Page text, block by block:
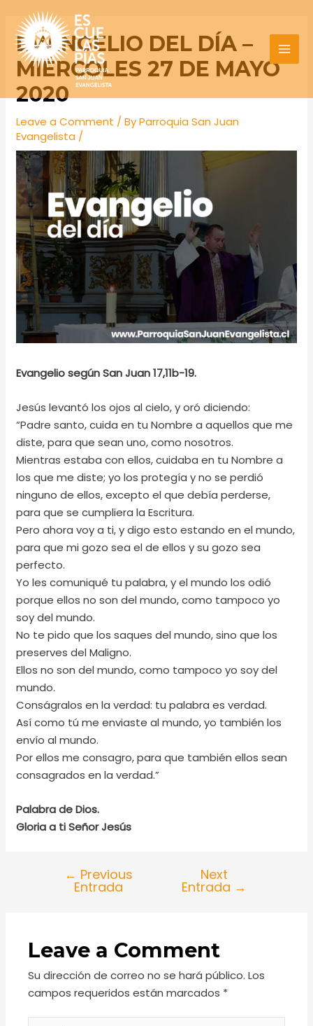
content
EVANGELIO DEL DÍA –
MIÉRCOLES 27 DE MAYO
2020
Leave a Comment / ByParroquia San Juan
Evangelista /
Evangelio según San Juan 17,11b-19.
Jesús levantó los ojos al cielo, y oró diciendo:
“Padre santo, cuida en tu Nombre a aquellos que me
diste, para que sean uno, como nosotros.
Mientras estaba con ellos, cuidaba en tu Nombre a
los que me diste; yo los protegía y no se perdió
ninguno de ellos, excepto el que debía perderse,
para que se cumpliera la Escritura.
Pero ahora voy a ti, y digo esto estando en el mundo,
para que mi gozo sea el de ellos y su gozo sea
perfecto.
Yo les comuniqué tu palabra, y el mundo los odió
porque ellos no son del mundo, como tampoco yo
soy del mundo.
No te pido que los saques del mundo, sino que los
preserves del Maligno.
Ellos no son del mundo, como tampoco yo soy del
mundo.
Conságralos en la verdad: tu palabra es verdad.
Así como tú me enviaste al mundo, yo también los
envío al mundo.
Por ellos me consagro, para que también ellos sean
consagrados en la verdad.”
Palabra de Dios.
Gloria a ti Señor Jesús
Post
navigation
← Previous
Entrada
Next
Entrada →
Leave a Comment
Su dirección de correo no se hará público. Los
campos requeridos están marcados *